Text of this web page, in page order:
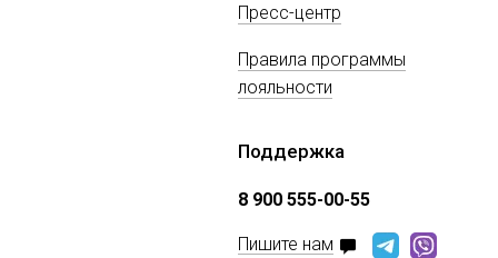
Пресс-центр
Правила программы
лояльности
Поддержка
8 900 555-00-55
Пишите нам